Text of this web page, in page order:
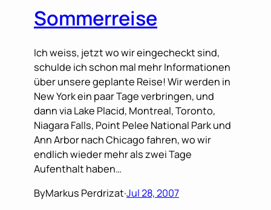
Sommerreise
Ich weiss, jetzt wo wir eingecheckt sind,
schulde ich schon mal mehr Informationen
über unsere geplante Reise! Wir werden in
New York ein paar Tage verbringen, und
dann via Lake Placid, Montreal, Toronto,
Niagara Falls, Point Pelee National Park und
Ann Arbor nach Chicago fahren, wo wir
endlich wieder mehr als zwei Tage
Aufenthalt haben…
ByMarkus Perdrizat·Jul 28, 2007